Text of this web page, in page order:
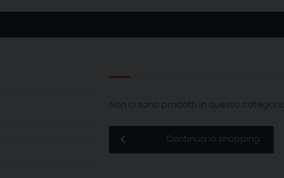
Non ci sono prodotti in questa categoria.
Continua lo shopping